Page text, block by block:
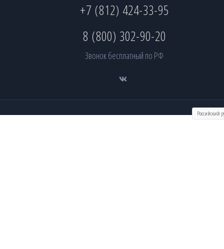
+7 (812) 424-33-95
8 (800) 302-90-20
Звонок бесплатный по РФ